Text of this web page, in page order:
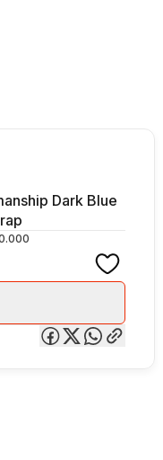
Dark Blue